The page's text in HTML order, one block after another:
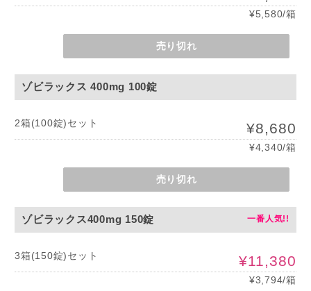
¥5,580/箱
売り切れ
ゾビラックス 400mg 100錠
2箱(100錠)セット ¥8,680
¥4,340/箱
売り切れ
ゾビラックス400mg 150錠
3箱(150錠)セット ¥11,380
¥3,794/箱